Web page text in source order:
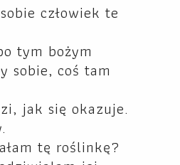
człowiek te
tym bożym
sobie, coś tam
jak się okazuje.
tę roślinkę?